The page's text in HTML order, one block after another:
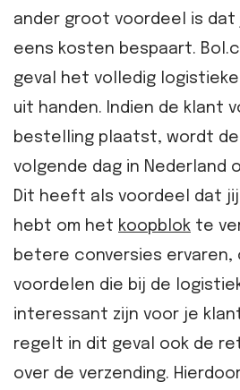
ander groot voordeel is dat
eens kosten bespaart.
geval het volledig
uit handen. Indien de klant
bestelling plaatst, wordt
volgende dag in Nederland
Dit heeft als voordeel dat
hebt om het koopblok te
betere conversies ervaren,
voordelen die bij de
interessant zijn voor je
regelt in dit geval ook de
over de verzending.